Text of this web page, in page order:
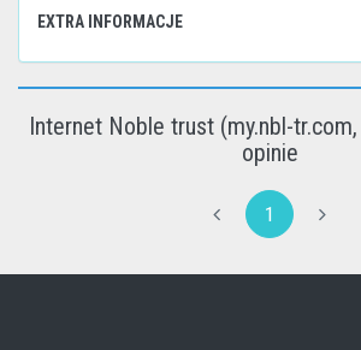
EXTRA INFORMACJE
Internet Noble trust (my.nbl-
opinie
1